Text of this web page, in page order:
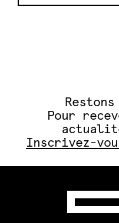
Pour
Inscrivez-